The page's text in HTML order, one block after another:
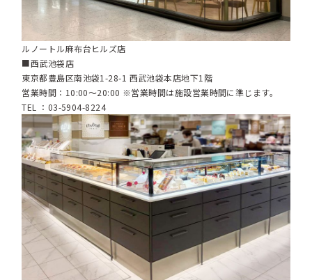
ルノートル麻布台ヒルズ店
■西武池袋店
東京都豊島区南池袋1-28-1 西武池袋本店地下1階
営業時間：10:00～20:00 ※営業時間は施設営業時間に準じます。
TEL ：03-5904-8224